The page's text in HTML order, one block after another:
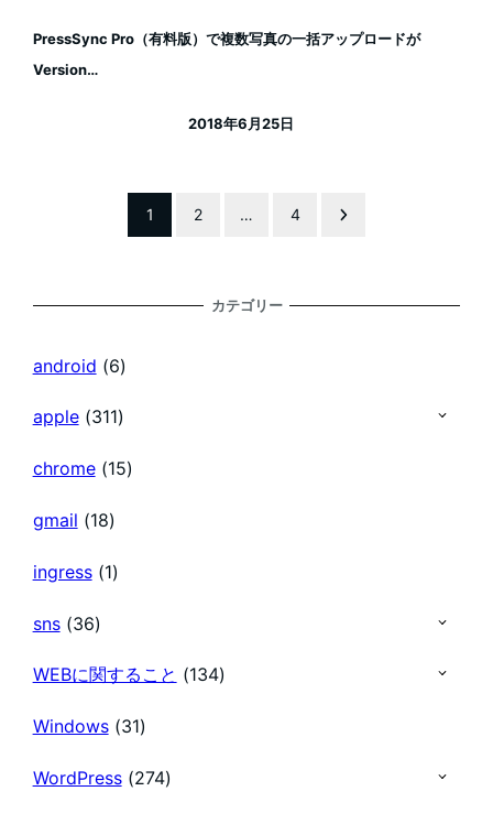
PressSync Pro（有料版）で複数写真の一括アップロードが
Version…
2018年6月25日
の
ペ
ー
ジ
り
1 2 … 4
カテゴリー
android (6)
apple(311)
chrome(15)
gmail (18)
ingress(1)
sns(36)
WEBに関すること (134)
Windows(31)
WordPress(274)